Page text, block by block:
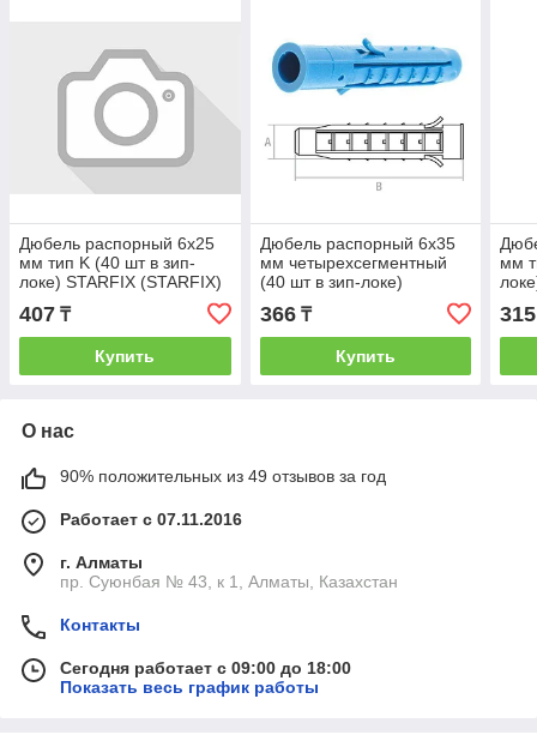
Дюбель распорный 6х25
мм тип K (40 шт в зип-
локе) STARFIX (STARFIX)
(SMZ1-41747-40)
407 ₸
Купить
Дюбель распорный 6х35
мм четырехсегментный
(40 шт в зип-локе)
STARFIX (STARFIX)
(SMZ2-42320-40)
366₸
Купить
мм
315
О нас
90% положительных из 49 отзывов за год
Работает с 07.11.2016
г. Алматы
пр. Суюнбая № 43, к 1, Алматы, Казахстан
Контакты
Сегодня работает с 09:00 до 18:00
Показать весь график работы